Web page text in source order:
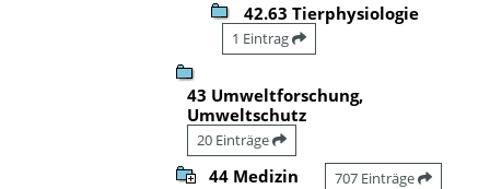
42.63 Tierphysiologie
1 Eintrag
43 Umweltforschung,
Umweltschutz
20 Einträge
44 Medizin 707 Einträge